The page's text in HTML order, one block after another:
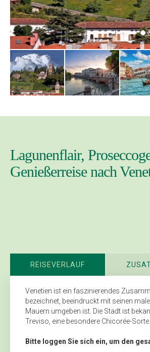
Lagunenflair,
Genießerreise nach
REISEVERLAUF
Venetien ist ein faszinierendes
bezeichnet, beeindruckt mit seinen
Mauern umgeben ist. Die Stadt ist
Treviso, eine besondere Chicorée-
Bitte loggen Sie sich ein, um den